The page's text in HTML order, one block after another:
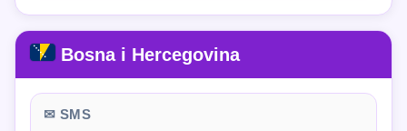
Bosna i Hercegovina
✉ SMS